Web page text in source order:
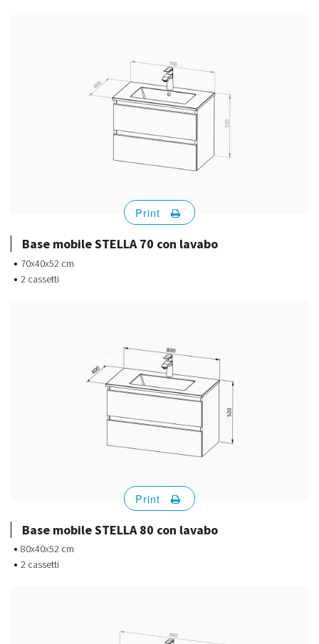
Base mobile STELLA 70 con lavabo
70x40x52 cm
2 cassetti
Print
Base mobile STELLA 80 con lavabo
80x40x52 cm
2 cassetti
Print